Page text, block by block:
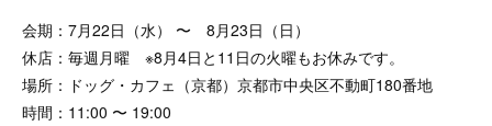
会期：7月22日（水） 〜 8月23日（日）
休店：毎週月曜 ※8月4日と11日の火曜もお休みです。
場所：ドッグ・カフェ（京都）京都市中央区不動町180番地
時間：11:00 〜 19:00